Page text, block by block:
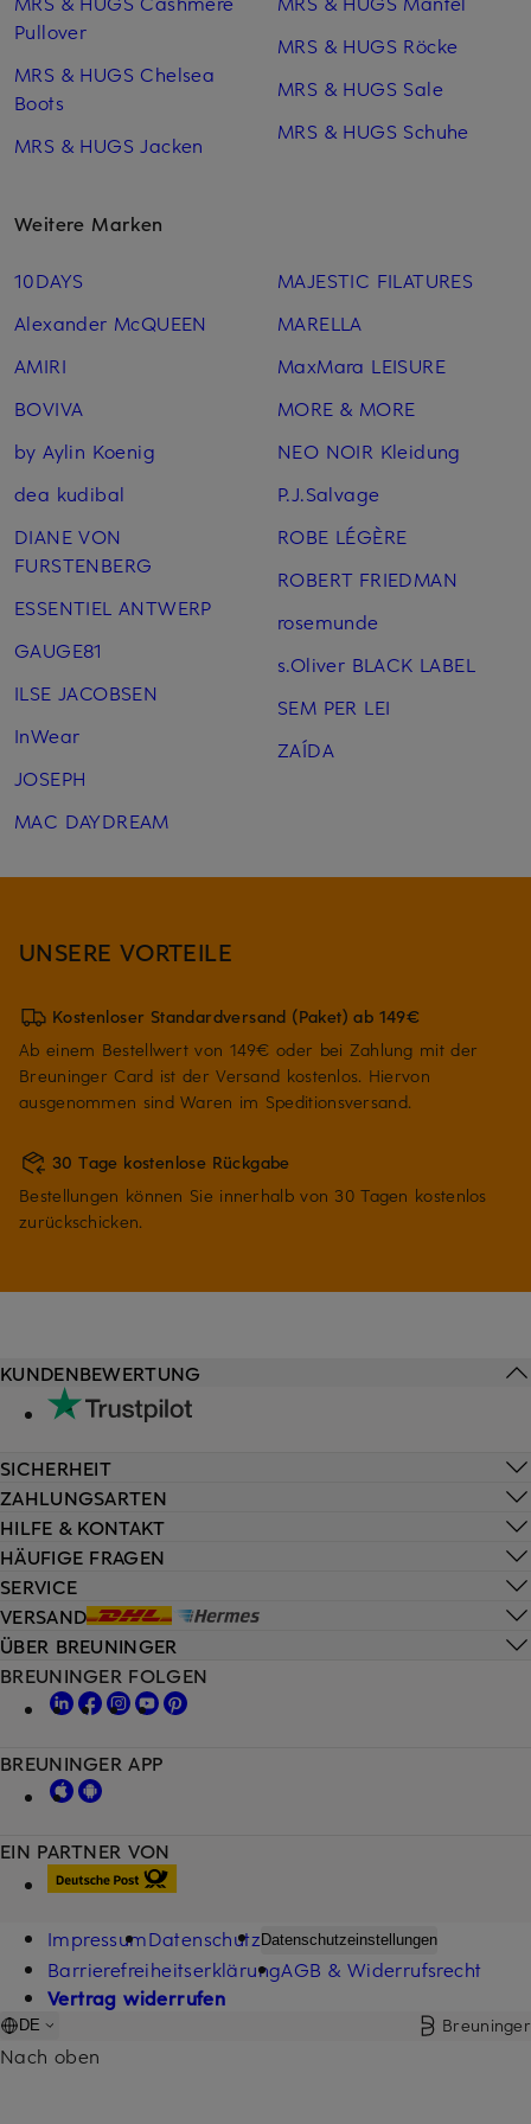
Pullover
MRS & HUGS Chelsea
Boots
MRS & HUGS Jacken
MRS & HUGS Röcke
MRS & HUGS Sale
MRS & HUGS Schuhe
Weitere Marken
10DAYS
Alexander McQUEEN
AMIRI
BOVIVA
by Aylin Koenig
dea kudibal
DIANE VON
FURSTENBERG
ESSENTIEL ANTWERP
GAUGE81
ILSE JACOBSEN
InWear
JOSEPH
MAC DAYDREAM
MAJESTIC FILATURES
MARELLA
MaxMara LEISURE
MORE & MORE
NEO NOIR Kleidung
P.J.Salvage
ROBE LÉGÈRE
ROBERT FRIEDMAN
rosemunde
s.Oliver BLACK LABEL
SEM PER LEI
ZAÍDA
UNSERE VORTEILE
Kostenloser Standardversand (Paket) ab 149€
Ab einem Bestellwert von 149€ oder bei Zahlung mit der
Breuninger Card ist der Versand kostenlos. Hiervon
ausgenommen sind Waren im Speditionsversand.
30 Tage kostenlose Rückgabe
Bestellungen können Sie innerhalb von 30 Tagen kostenlos
zurückschicken.
HILFE & KONTAKT
HÄUFIGE FRAGEN
SERVICE
VERSAND
KUNDENBEWERTUNG
SICHERHEIT
ZAHLUNGSARTEN
ÜBER BREUNINGER
EIN PARTNER VON
BREUNINGER FOLGEN
BREUNINGER APP
ImpressumDatenschutz Datenschutzeinstellungen
BarrierefreiheitserklärungAGB & Widerrufsrecht
Vertrag widerrufen
DE Breuninger
Nach oben